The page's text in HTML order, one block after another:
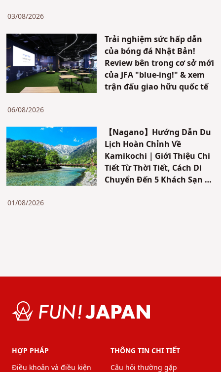
03/08/2026
Trải nghiệm sức hấp dẫn
của bóng đá Nhật Bản!
Review bên trong cơ sở mới
của JFA "blue-ing!" & xem
trận đấu giao hữu quốc tế
06/08/2026
【Nagano】Hướng Dẫn Du
Lịch Hoàn Chỉnh Về
Kamikochi｜Giới Thiệu Chi
Tiết Từ Thời Tiết, Cách Di
Chuyển Đến 5 Khách Sạn &
01/08/2026
HỢP PHÁP
Điều khoản và điều kiện
THÔNG TIN CHI TIẾT
Câu hỏi thường gặp